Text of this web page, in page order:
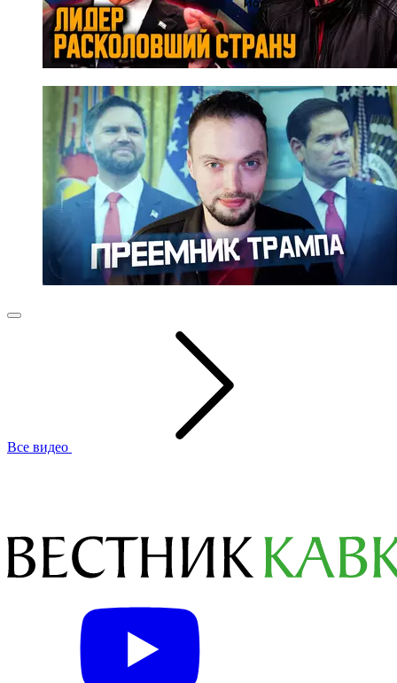
Все видео